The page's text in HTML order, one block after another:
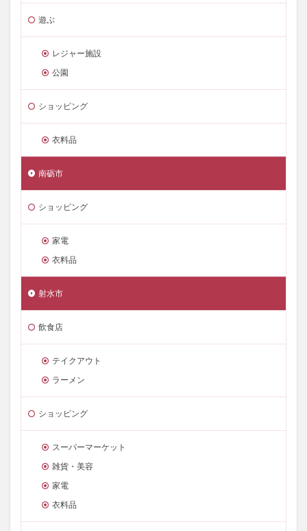
遊ぶ
レジャー施設
公園
ショッピング
衣料品
南砺市
ショッピング
家電
衣料品
射水市
飲食店
テイクアウト
ラーメン
ショッピング
スーパーマーケット
雑貨・美容
家電
衣料品